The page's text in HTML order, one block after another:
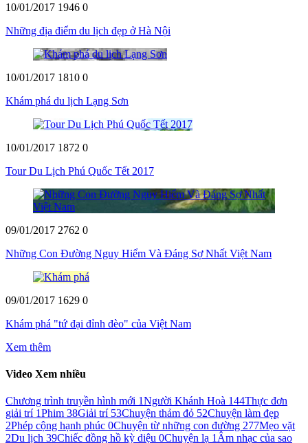
10/01/2017 1946 0
Những địa điểm du lịch đẹp ở Hà Nội
10/01/2017 1810 0
Khám phá du lịch Lạng Sơn
10/01/2017 1872 0
Tour Du Lịch Phú Quốc Tết 2017
09/01/2017 2762 0
Những Con Đường Nguy Hiểm Và Đáng Sợ Nhất Việt Nam
09/01/2017 1629 0
Khám phá "tứ đại đỉnh đèo" của Việt Nam
Xem thêm
Video Xem nhiều
Chương trình truyền hình mới 1Người Khánh Hoà 144Thực đơn
giải trí 1Phim 38Giải trí 53Chuyện thảm đỏ 52Chuyện làm đẹp
2Phép cộng hạnh phúc 0Chuyện từ những con đường 277Mẹo vặt
2Du lịch 39Chiếc đồng hồ kỳ diệu 0Chuyện lạ 1 Âm nhạc của sao